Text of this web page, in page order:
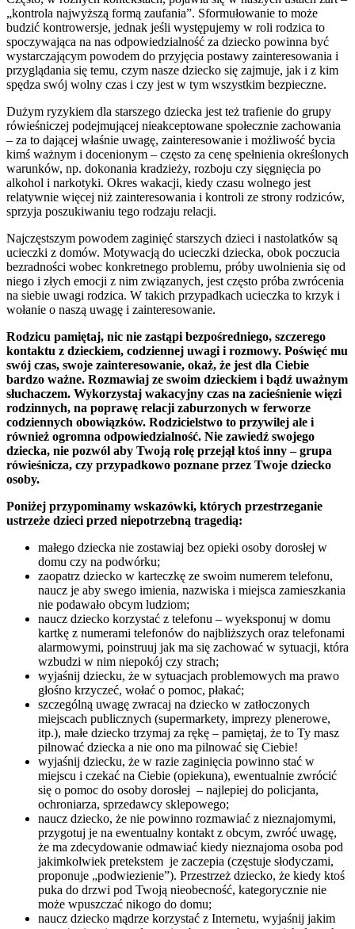
„kontrola najwyższą formą zaufania”. Sformułowanie to może
budzić kontrowersje, jednak jeśli występujemy w roli rodzica to
spoczywająca na nas odpowiedzialność za dziecko powinna być
wystarczającym powodem do przyjęcia postawy zainteresowania i
przyglądania się temu, czym nasze dziecko się zajmuje, jak i z kim
spędza swój wolny czas i czy jest w tym wszystkim bezpieczne.
Dużym ryzykiem dla starszego dziecka jest też trafienie do grupy
rówieśniczej podejmującej nieakceptowane społecznie zachowania
– za to dającej właśnie uwagę, zainteresowanie i możliwość bycia
kimś ważnym i docenionym – często za cenę spełnienia określonych
warunków, np. dokonania kradzieży, rozboju czy sięgnięcia po
alkohol i narkotyki. Okres wakacji, kiedy czasu wolnego jest
relatywnie więcej niż zainteresowania i kontroli ze strony rodziców,
sprzyja poszukiwaniu tego rodzaju relacji.
Najczęstszym powodem zaginięć starszych dzieci i nastolatków są
ucieczki z domów. Motywacją do ucieczki dziecka, obok poczucia
bezradności wobec konkretnego problemu, próby uwolnienia się od
niego i złych emocji z nim związanych, jest często próba zwrócenia
na siebie uwagi rodzica. W takich przypadkach ucieczka to krzyk i
wołanie o naszą uwagę i zainteresowanie.
Rodzicu pamiętaj, nic nie zastąpi bezpośredniego, szczerego
kontaktu z dzieckiem, codziennej uwagi i rozmowy. Poświęć mu
swój czas, swoje zainteresowanie, okaż, że jest dla Ciebie
bardzo ważne. Rozmawiaj ze swoim dzieckiem i bądź uważnym
słuchaczem. Wykorzystaj wakacyjny czas na zacieśnienie więzi
rodzinnych, na poprawę relacji zaburzonych w ferworze
codziennych obowiązków. Rodzicielstwo to przywilej ale i
również ogromna odpowiedzialność. Nie zawiedź swojego
dziecka, nie pozwól aby Twoją rolę przejął ktoś inny – grupa
rówieśnicza, czy przypadkowo poznane przez Twoje dziecko
osoby.
Poniżej przypominamy wskazówki, których przestrzeganie
ustrzeże dzieci przed niepotrzebną tragedią:
małego dziecka nie zostawiaj bez opieki osoby dorosłej w
domu czy na podwórku;
zaopatrz dziecko w karteczkę ze swoim numerem telefonu,
naucz je aby swego imienia, nazwiska i miejsca zamieszkania
nie podawało obcym ludziom;
naucz dziecko korzystać z telefonu – wyeksponuj w domu
kartkę z numerami telefonów do najbliższych oraz telefonami
alarmowymi, poinstruuj jak ma się zachować w sytuacji, która
wzbudzi w nim niepokój czy strach;
wyjaśnij dziecku, że w sytuacjach problemowych ma prawo
głośno krzyczeć, wołać o pomoc, płakać;
szczególną uwagę zwracaj na dziecko w zatłoczonych
miejscach publicznych (supermarkety, imprezy plenerowe,
itp.), małe dziecko trzymaj za rękę – pamiętaj, że to Ty masz
pilnować dziecka a nie ono ma pilnować się Ciebie!
wyjaśnij dziecku, że w razie zaginięcia powinno stać w
miejscu i czekać na Ciebie (opiekuna), ewentualnie zwrócić
się o pomoc do osoby dorosłej – najlepiej do policjanta,
ochroniarza, sprzedawcy sklepowego;
naucz dziecko, że nie powinno rozmawiać z nieznajomymi,
przygotuj je na ewentualny kontakt z obcym, zwróć uwagę,
że ma zdecydowanie odmawiać kiedy nieznajoma osoba pod
jakimkolwiek pretekstem je zaczepia (częstuje słodyczami,
proponuje „podwiezienie”). Przestrzeż dziecko, że kiedy ktoś
puka do drzwi pod Twoją nieobecność, kategorycznie nie
może wpuszczać nikogo do domu;
naucz dziecko mądrze korzystać z Internetu, wyjaśnij jakim